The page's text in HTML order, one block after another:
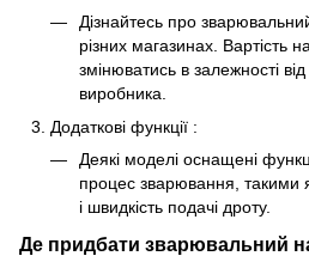
Дізнайтесь про
різних магазинах. Вартість
змінюватись в залежності
виробника.
Додаткові функції :
Деякі моделі оснащені
процес зварювання, такими
і швидкість подачі дроту.
Де придбати зварювальний